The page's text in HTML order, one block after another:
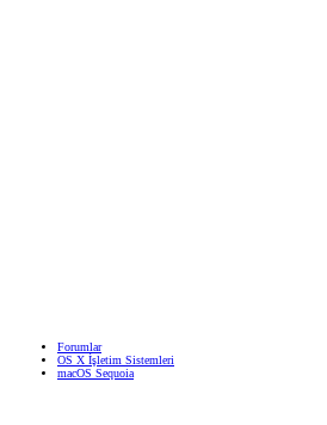
Forumlar
OS X İşletim Sistemleri
macOS Sequoia